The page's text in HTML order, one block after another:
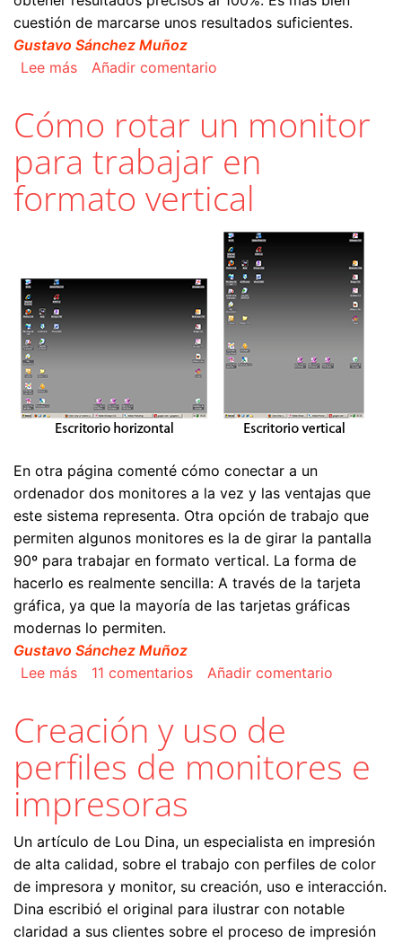
cuestión de marcarse unos resultados suficientes.
Gustavo Sánchez Muñoz
Lee mássobre Calibrar una pantalla con el
Añadir comentario
Cómo rotar un monitor
para trabajar en
formato vertical
En otra página comenté cómo conectar a un
ordenador dos monitores a la vez y las ventajas que
este sistema representa. Otra opción de trabajo que
permiten algunos monitores es la de girar la pantalla
90º para trabajar en formato vertical. La forma de
hacerlo es realmente sencilla: A través de la tarjeta
gráfica, ya que la mayoría de las tarjetas gráficas
modernas lo permiten.
Gustavo Sánchez Muñoz
Lee mássobre Cómo rotar un monitor para trabajar en
11 comentarios Añadir comentario
Creación y uso de
perfiles de monitores e
impresoras
Un artículo de Lou Dina, un especialista en impresión
de alta calidad, sobre el trabajo con perfiles de color
de impresora y monitor, su creación, uso e interacción.
Dina escribió el original para ilustrar con notable
claridad a sus clientes sobre el proceso de impresión